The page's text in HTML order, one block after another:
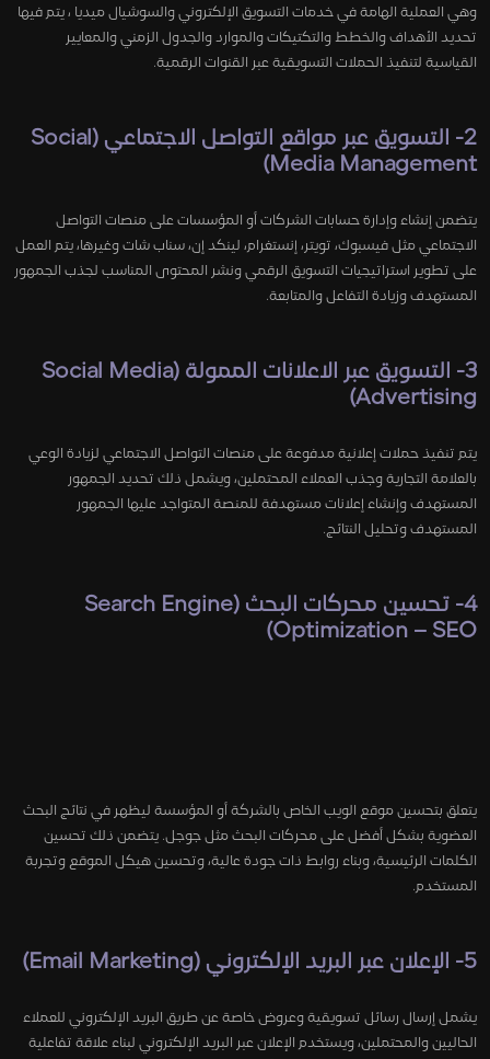
وهي العملية الهامة في خدمات التسويق الإلكتروني والسوشيال ميديا ، يتم فيها
تحديد الأهداف والخطط والتكتيكات والموارد والجدول الزمني والمعايير
القياسية لتنفيذ الحملات التسويقية عبر القنوات الرقمية.
2- التسويق عبر مواقع التواصل الاجتماعي (Social
Media Management)
يتضمن إنشاء وإدارة حسابات الشركات أو المؤسسات على منصات التواصل
الاجتماعي مثل فيسبوك، تويتر، إنستغرام، لينكد إن، سناب شات وغيرها، يتم العمل
على تطوير استراتيجيات التسويق الرقمي ونشر المحتوى المناسب لجذب الجمهور
المستهدف وزيادة التفاعل والمتابعة.
3- التسويق عبر الاعلانات الممولة (Social Media
Advertising)
يتم تنفيذ حملات إعلانية مدفوعة على منصات التواصل الاجتماعي لزيادة الوعي
بالعلامة التجارية وجذب العملاء المحتملين، ويشمل ذلك تحديد الجمهور
المستهدف وإنشاء إعلانات مستهدفة للمنصة المتواجد عليها الجمهور
المستهدف وتحليل النتائج.
4- تحسين محركات البحث (Search Engine
Optimization – SEO)
يتعلق بتحسين موقع الويب الخاص بالشركة أو المؤسسة ليظهر في نتائج البحث
العضوية بشكل أفضل على محركات البحث مثل جوجل. يتضمن ذلك تحسين
الكلمات الرئيسية، وبناء روابط ذات جودة عالية، وتحسين هيكل الموقع وتجربة
المستخدم.
5- الإعلان عبر البريد الإلكتروني (Email Marketing)
يشمل إرسال رسائل تسويقية وعروض خاصة عن طريق البريد الإلكتروني للعملاء
الحاليين والمحتملين، ويستخدم الإعلان عبر البريد الإلكتروني لبناء علاقة تفاعلية